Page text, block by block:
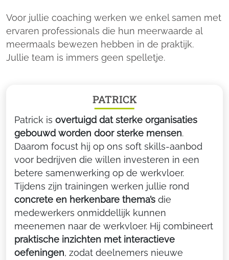
Voor jullie coaching werken we enkel samen met
ervaren professionals die hun meerwaarde al
meermaals bewezen hebben in de praktijk.
Jullie team is immers geen spelletje.
PATRICK
Patrick is overtuigd dat sterke organisaties
gebouwd worden door sterke mensen.
Daarom focust hij op ons soft skills-aanbod
voor bedrijven die willen investeren in een
betere samenwerking op de werkvloer.
Tijdens zijn trainingen werken jullie rond
concrete en herkenbare thema’s die
medewerkers onmiddellijk kunnen
meenemen naar de werkvloer. Hij combineert
praktische inzichten met interactieve
oefeningen, zodat deelnemers nieuwe